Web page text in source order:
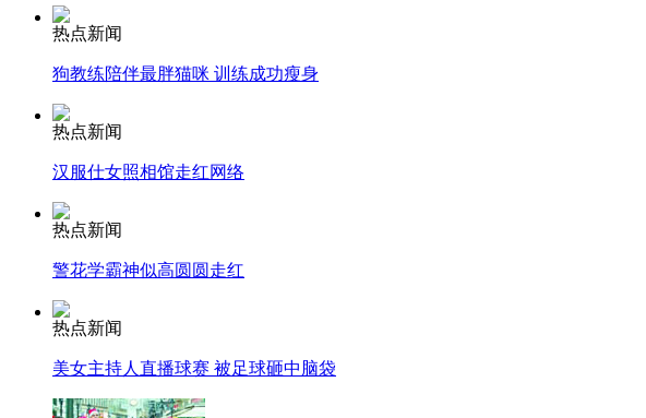
热点新闻
狗教练陪伴最胖猫咪 训练成功瘦身
热点新闻
汉服仕女照相馆走红网络
热点新闻
警花学霸神似高圆圆走红
热点新闻
美女主持人直播球赛 被足球砸中脑袋